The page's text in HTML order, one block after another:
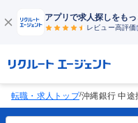
アプリで求人探しをもっ
レビュー高評価
転職・求人トップ/沖縄銀行 中途